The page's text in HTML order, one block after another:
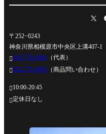
〒252−0243
神奈川県相模原市中央区上溝407-1
042-778-4991 （代表）
042-778-4995 （商品問い合わせ）
10:00-20:45
定休日なし